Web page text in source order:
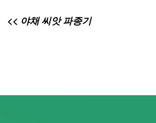
<< 야채 씨앗 파종기